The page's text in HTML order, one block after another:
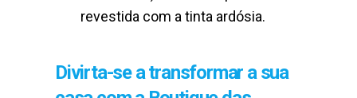
revestida com a tinta ardósia.
Divirta-se a transformar a sua